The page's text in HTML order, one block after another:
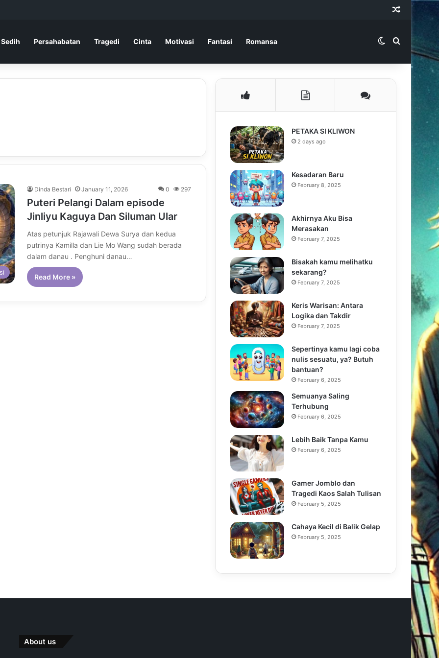
Random
Persahabatan Tragedi Cinta Motivasi Fantasi Romansa Switch skin
Search for
Dinda Bestari January 11, 2026 0 297
Puteri Pelangi Dalam episode
Jinliyu Kaguya Dan Siluman Ular
Atas petunjuk Rajawali Dewa Surya dan kedua
putrinya Kamilla dan Lie Mo Wang sudah berada
dalam danau . Penghuni danau…
Read More »
PETAKA SI KLIWON
2 days ago
Kesadaran Baru
February 8, 2025
Akhirnya Aku Bisa
Merasakan
February 7, 2025
Bisakah kamu melihatku
sekarang?
February 7, 2025
Keris Warisan: Antara
Logika dan Takdir
February 7, 2025
Sepertinya kamu lagi coba
nulis sesuatu, ya? Butuh
bantuan?
February 6, 2025
Semuanya Saling
Terhubung
February 6, 2025
Lebih Baik Tanpa Kamu
February 6, 2025
Gamer Jomblo dan
Tragedi Kaos Salah Tulisan
February 5, 2025
Cahaya Kecil di Balik Gelap
February 5, 2025
About us